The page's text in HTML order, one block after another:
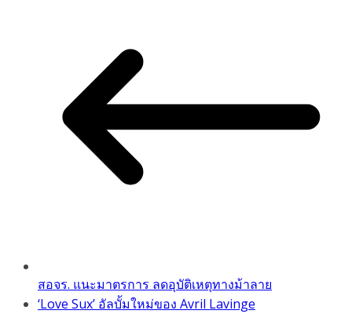
สอจร. แนะมาตรการ ลดอุบัติเหตุทางม้าลาย
‘Love Sux’ อัลบั้มใหม่ของ Avril Lavinge